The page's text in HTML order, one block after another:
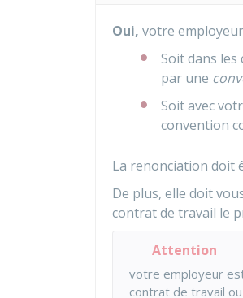
Oui, votre
Soit dans
par une
Soit avec
convention
La renonciation doit
De plus, elle doit
contrat de travail le
Attention
votre employeur
contrat de travail